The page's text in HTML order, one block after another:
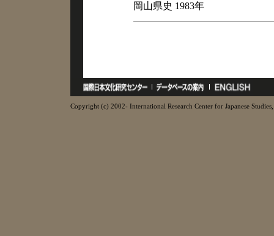
岡山県史 1983年
Copyright (c) 2002- International Research Center for Japanese